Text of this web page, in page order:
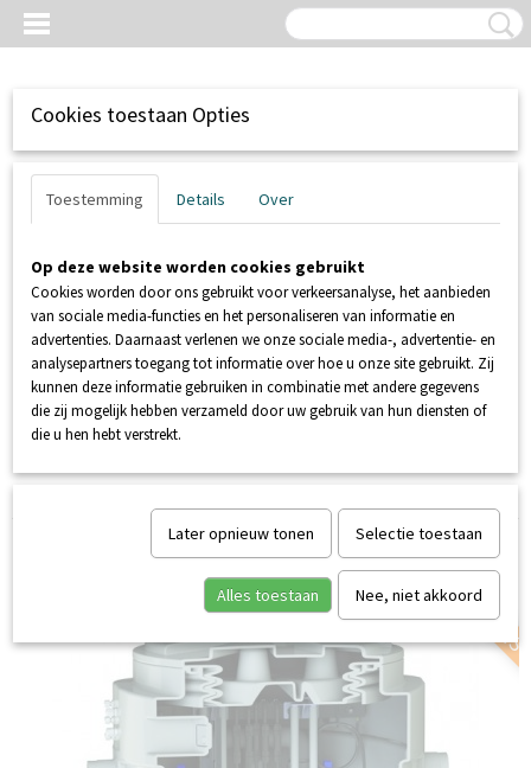
Inloggen Registreren
UW WINKELWAGEN
SERVICE AAN HUIS
Cookies toestaan Opties
Toestemming Details Over
Op deze website worden cookies gebruikt
Cookies worden door ons gebruikt voor verkeersanalyse, het aanbieden
van sociale media-functies en het personaliseren van informatie en
advertenties. Daarnaast verlenen we onze sociale media-, advertentie- en
analysepartners toegang tot informatie over hoe u onze site gebruikt. Zij
kunnen deze informatie gebruiken in combinatie met andere gegevens
die zij mogelijk hebben verzameld door uw gebruik van hun diensten of
die u hen hebt verstrekt.
Later opnieuw tonen Selectie toestaan
Alles toestaan Nee, niet akkoord